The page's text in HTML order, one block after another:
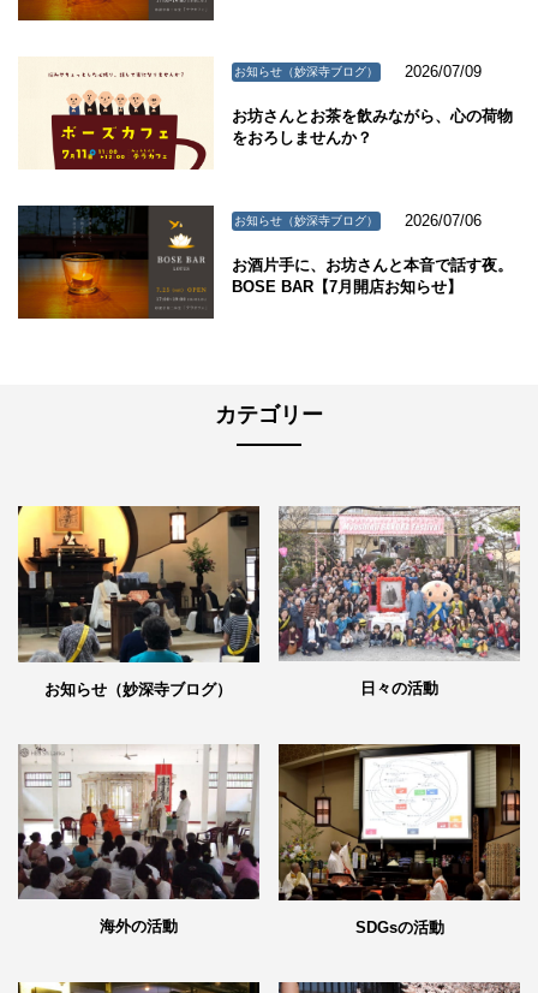
お知らせ（妙深寺ブログ） 2026/07/09
お坊さんとお茶を飲みながら、心の荷物
をおろしませんか？
お知らせ（妙深寺ブログ） 2026/07/06
お酒片手に、お坊さんと本音で話す夜。
BOSE BAR【7月開店お知らせ】
カテゴリー
お知らせ（妙深寺ブログ） 日々の活動
海外の活動 SDGsの活動